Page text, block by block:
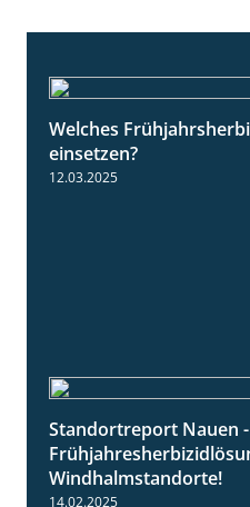
Welches
einsetzen?
12.03.2025
Standortreport Nauen -
Windhalmstandorte!
14.02.2025